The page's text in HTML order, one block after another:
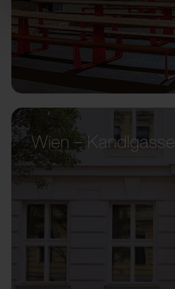
Wien – Kandlgasse